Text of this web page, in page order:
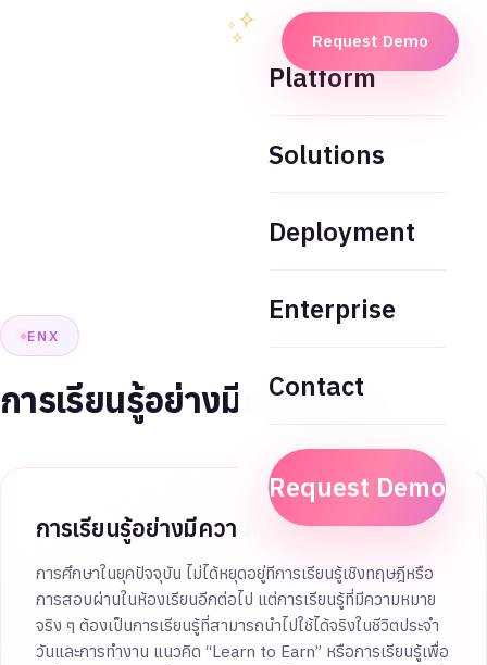
Request Demo
Platform
Solutions
Deployment
Enterprise
Contact
Request Demo
ENX
การเรียนรู้อย่างมีความหมาย
การเรียนรู้อย่างมีความหมาย
การศึกษาในยุคปัจจุบัน ไม่ได้หยุดอยู่ที่การเรียนรู้เชิงทฤษฎีหรือ
การสอบผ่านในห้องเรียนอีกต่อไป แต่การเรียนรู้ที่มีความหมาย
จริง ๆ ต้องเป็นการเรียนรู้ที่สามารถนำไปใช้ได้จริงในชีวิตประจำ
วันและการทำงาน แนวคิด “Learn to Earn” หรือการเรียนรู้เพื่อ